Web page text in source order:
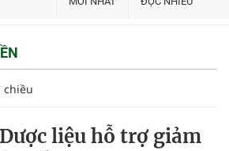
chiều
liệu hỗ trợ giảm